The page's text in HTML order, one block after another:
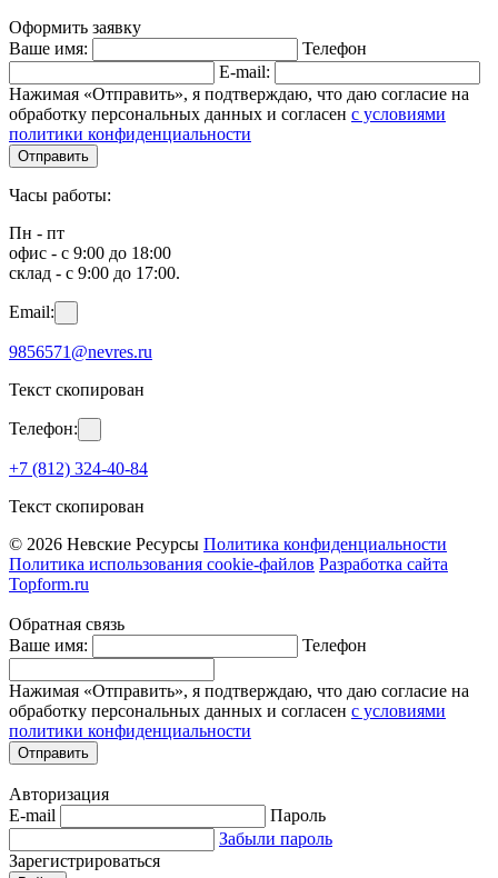
Оформить заявку
Ваше имя:
Телефон
E-mail:
Нажимая «Отправить», я подтверждаю, что даю согласие на
обработку персональных данных и согласен с условиями
политики конфиденциальности
Отправить
Часы работы:
Пн - пт
офис - с 9:00 до 18:00
склад - с 9:00 до 17:00.
Email:
9856571@nevres.ru
Текст скопирован
Телефон:
+7 (812) 324-40-84
Текст скопирован
© 2026 Невские Ресурсы Политика конфиденциальности
Политика использования cookie-файлов Разработка сайта
Topform.ru
Обратная связь
Ваше имя:
Телефон
Нажимая «Отправить», я подтверждаю, что даю согласие на
обработку персональных данных и согласен с условиями
политики конфиденциальности
Отправить
Авторизация
E-mail
Пароль
Забыли пароль
Зарегистрироваться